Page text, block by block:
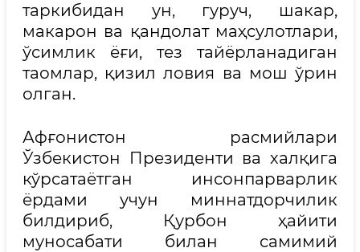
таркибидан ун, гуруч, шакар,
макарон ва қандолат маҳсулотлари,
ўсимлик ёғи, тез тайёрланадиган
таомлар, қизил ловия ва мош ўрин
олган.
Афғонистон расмийлари
Ўзбекистон Президенти ва халқига
кўрсатаётган инсонпарварлик
ёрдами учун миннатдорчилик
билдириб, Қурбон ҳайити
муносабати билан самимий